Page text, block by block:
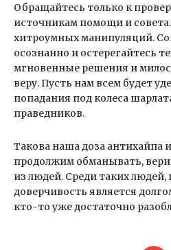
Обращайтесь только к
источникам помощи и
хитроумных манипуляций.
осознанно и остерегайтесь
мгновенные решения и
веру. Пусть нам всем будет
попадания под колеса
праведников.
Такова наша доза антихайпа
продолжим обманывать,
из людей. Среди таких
доверчивость является
кто-то уже достаточно